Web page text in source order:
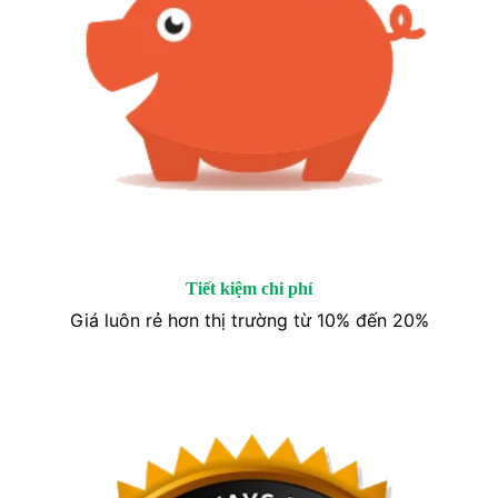
Tiết kiệm chi phí
Giá luôn rẻ hơn thị trường từ 10% đến 20%